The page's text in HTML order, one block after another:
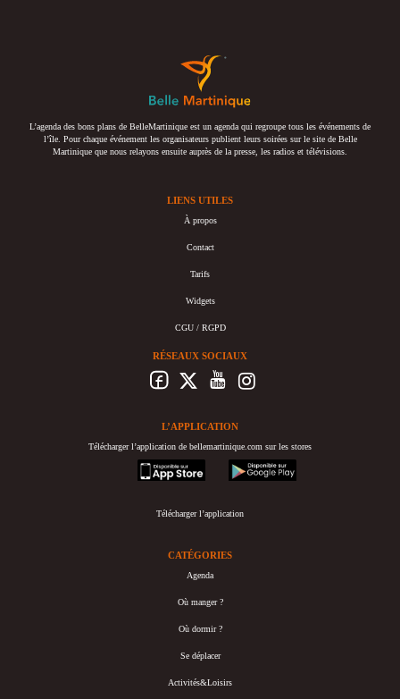
L’agenda des bons plans de BelleMartinique est un agenda qui regroupe tous les événements de
l’île. Pour chaque événement les organisateurs publient leurs soirées sur le site de Belle
Martinique que nous relayons ensuite auprès de la presse, les radios et télévisions.
LIENS UTILES
À propos
Contact
Tarifs
Widgets
CGU / RGPD
RÉSEAUX SOCIAUX
L’APPLICATION
Télécharger l’application de bellemartinique.com sur les stores
appstore
googleplay
Télécharger l’application
CATÉGORIES
Agenda
Où manger ?
Où dormir ?
Se déplacer
Activités&Loisirs